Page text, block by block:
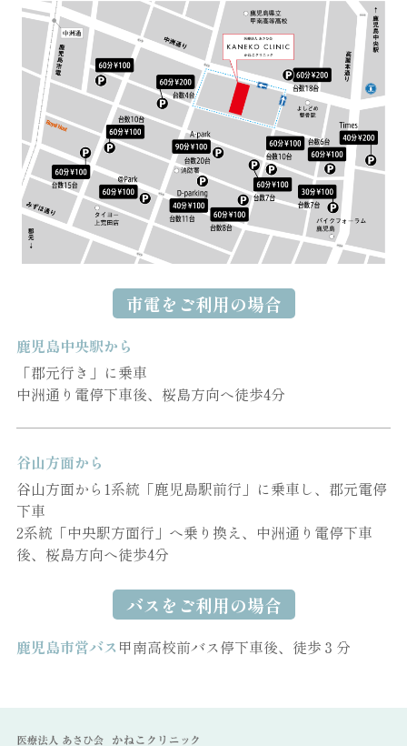
市電をご利用の場合
鹿児島中央駅から
「郡元行き」に乗車
中洲通り電停下車後、桜島方向へ徒歩4分
谷山方面から
谷山方面から1系統「鹿児島駅前行」に乗車し、郡元電停
下車
2系統「中央駅方面行」へ乗り換え、中洲通り電停下車
後、桜島方向へ徒歩4分
バスをご利用の場合
鹿児島市営バス甲南高校前バス停下車後、徒歩３分